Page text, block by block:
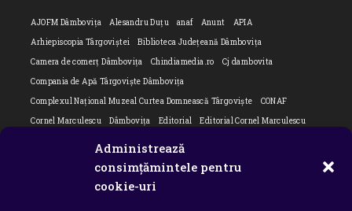
Administrează
consimțămintele pentru
cookie-uri
AJOFM Dâmbovița Alesandru Duțu anaf Anunt
APIA
Arhiepiscopia Târgoviștei
Biblioteca Județeană Dâmbovița
Camera de comerț Dâmbovița
Chindiamedia.ro
Cj dambovita
Compania de Apă Târgoviște Dâmbovița
Complexul Național Muzeal Curtea Domnească Târgoviște
CONAF
Cornel Marculescu
Dâmbovița Editorial
Editorial Cornel Marculescu
ipj dambovita
Isu dambovita Basarab I Dambovita